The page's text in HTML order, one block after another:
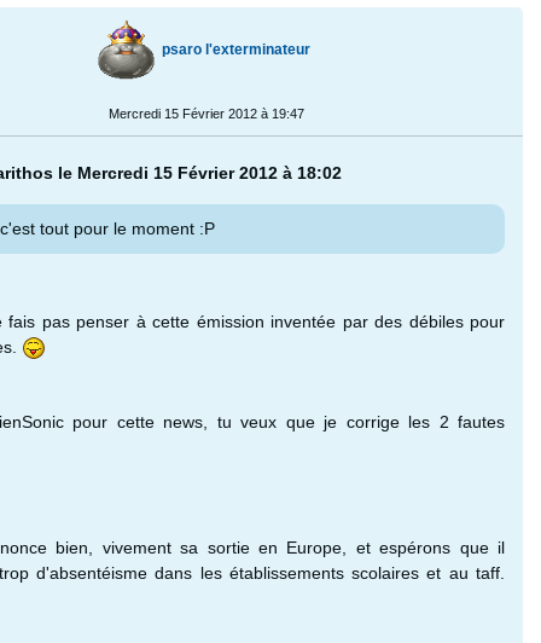
psaro l'exterminateur
Mercredi 15 Février 2012 à 19:47
le Mercredi 15 Février 2012 à 18:02
tout pour le moment :P
fais pas penser à cette émission inventée par des débiles pour
pour cette news, tu veux que je corrige les 2 fautes
bien, vivement sa sortie en Europe, et espérons que il
d'absentéisme dans les établissements scolaires et au taff.